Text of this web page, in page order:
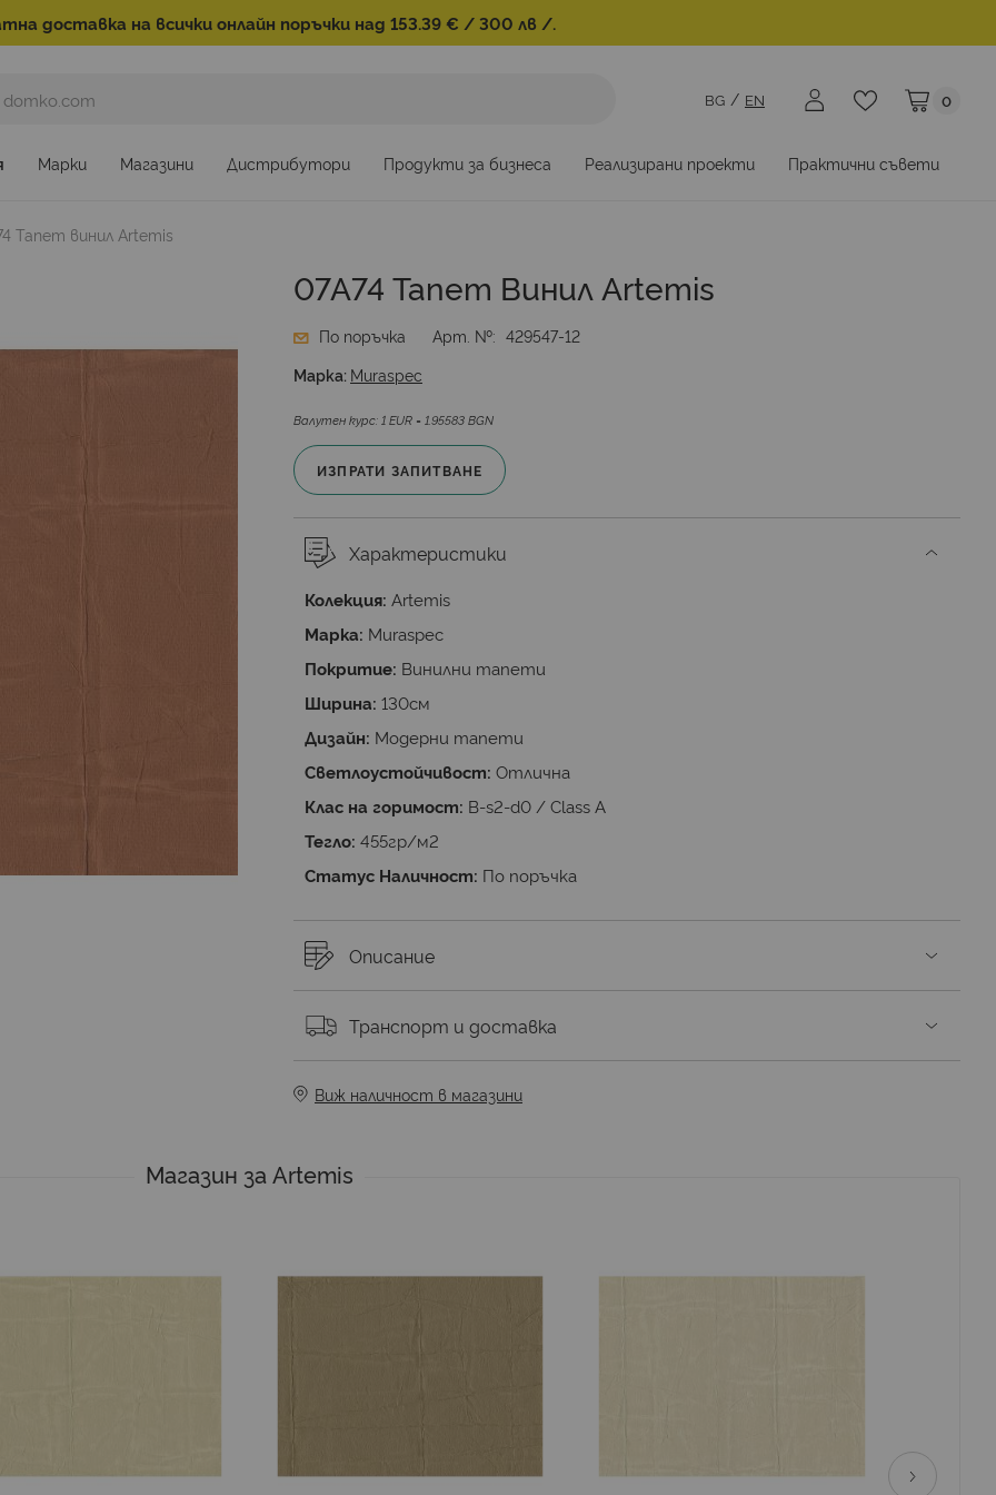
доставка на всички онлайн поръчки над 153.39 € / 300 лв /.
Моята
0
BG EN
Марки Магазини Дистрибутори Продукти за бизнеса Реализирани проекти Практични съвети
Тапет винил Artemis
07A74 Тапет Винил Artemis
По поръчка Арт. №
429547-12
Марка: Muraspec
Валутен курс: 1 EUR = 1.95583 BGN
ИЗПРАТИ ЗАПИТВАНЕ
Характеристики
Колекция: Artemis
Марка: Muraspec
Покритие: Винилни тапети
Ширина: 130cм
Дизайн: Модерни тапети
Светлоустойчивост: Отлична
Клас на горимост: B-s2-d0 / Class A
Тегло: 455гр/м2
Статус Наличност: По поръчка
Описание
Транспорт и доставка
Виж наличност в магазини
Магазин за Artemis